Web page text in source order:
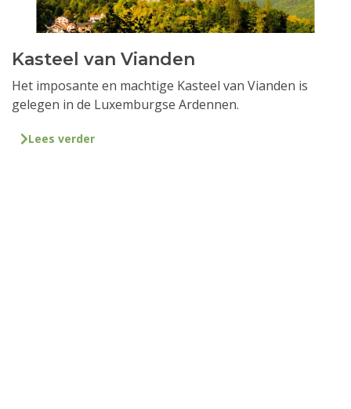
Kasteel van Vianden
Het imposante en machtige Kasteel van Vianden is
gelegen in de Luxemburgse Ardennen.
Lees verder